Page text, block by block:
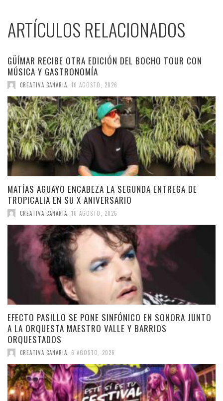
ARTÍCULOS RELACIONADOS
GÜÍMAR RECIBE OTRA EDICIÓN DEL BOCHO TOUR CON
MÚSICA Y GASTRONOMÍA
CREATIVA CANARIA 10 AGOSTO, 2026
MATÍAS AGUAYO ENCABEZA LA SEGUNDA ENTREGA DE
TROPICALIA EN SU X ANIVERSARIO
CREATIVA CANARIA 10 AGOSTO, 2026
EFECTO PASILLO SE PONE SINFÓNICO EN SONORA JUNTO
A LA ORQUESTA MAESTRO VALLE Y BARRIOS
ORQUESTADOS
CREATIVA CANARIA 6 AGOSTO, 2026